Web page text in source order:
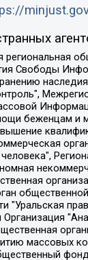
организация "Центр независимых социологических исследований", Союз общественных объединений "Российский исследовательский центр по правам человека", Региональное общественное учреждение научно-информационный центр "МЕМОРИАЛ", Некоммерческая организация "Фонд защиты гласности", Автономная некоммерческая организация "Институт прав человека", Городская общественная организация "Екатеринбургское общество "МЕМОРИАЛ", Городская общественная организация "Рязанское историко-просветительское и правозащитное общество "Мемориал" (Рязанский Мемориал), Челябинский региональный орган общественной самодеятельности – женское общественное объединение "Женщины Евразии", Челябинский региональный орган общественной самодеятельности "Уральская правозащитная группа", Фонд содействия защите здоровья и социальной справедливости имени Андрея Рылькова, Автономная Некоммерческая Организация "Аналитический Центр Юрия Левады", Автономная некоммерческая организация социальной